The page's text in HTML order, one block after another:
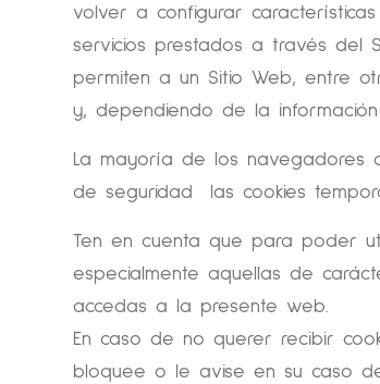
volver a configurar
servicios prestados a través del
permiten a un Sitio Web, entre
y, dependiendo de la
La mayoría de los navegadores
de seguridad las cookies
Ten en cuenta que para poder
especialmente aquellas de
accedas a la presente web.
En caso de no querer recibir
bloquee o le avise en su caso